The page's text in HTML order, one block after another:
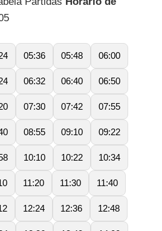
05:36 05:48 06:00
06:32 06:40 06:50
07:30 07:42 07:55
08:55 09:10 09:22
10:10 10:22 10:34
11:20 11:30 11:40
12:24 12:36 12:48